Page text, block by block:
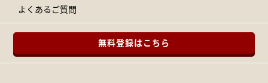
よくあるご質問
無料登録はこちら